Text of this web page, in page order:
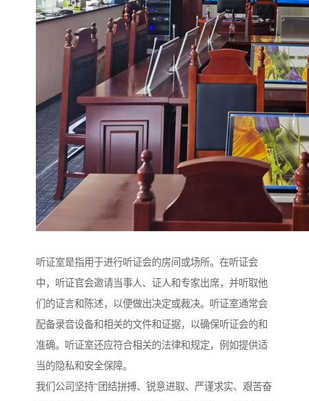
听证室是指用于进行听证会的房间或场所。在听证会
中，听证官会邀请当事人、证人和专家出席，并听取他
们的证言和陈述，以便做出决定或裁决。听证室通常会
配备录音设备和相关的文件和证据，以确保听证会的和
准确。听证室还应符合相关的法律和规定，例如提供适
当的隐私和安全保障。
我们公司坚持“团结拼搏、锐意进取、严谨求实、艰苦奋